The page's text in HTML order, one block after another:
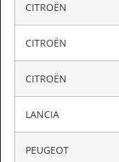
CITROËN
CITROËN
CITROËN
LANCIA
PEUGEOT